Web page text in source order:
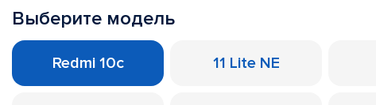
Выберите модель
Redmi 10c 11 Lite NE